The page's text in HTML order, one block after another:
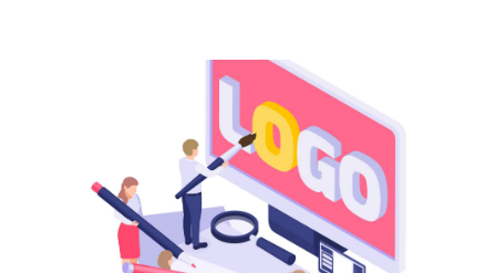
者、企業研發單位、學校教授或製造業者來說十分重